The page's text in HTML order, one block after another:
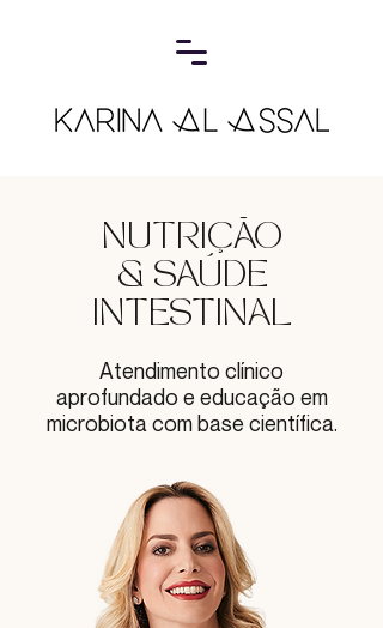
NUTRIÇÃO
& SAÚDE
INTESTINAL
Atendimento clínico
aprofundado e educação em
microbiota com base científica.